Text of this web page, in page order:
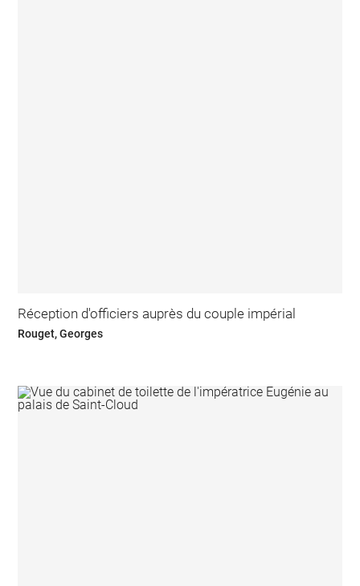
Réception d'officiers auprès du couple impérial
Rouget, Georges